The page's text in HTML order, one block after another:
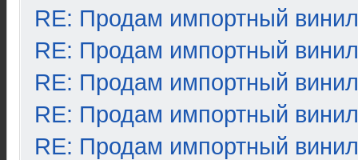
RE: Продам импортный винил
RE: Продам импортный винил
RE: Продам импортный винил
RE: Продам импортный винил
RE: Продам импортный винил